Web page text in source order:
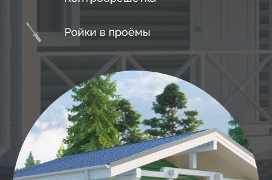
23
38
39
40
41
18
19
20
21
Ройки в проёмы